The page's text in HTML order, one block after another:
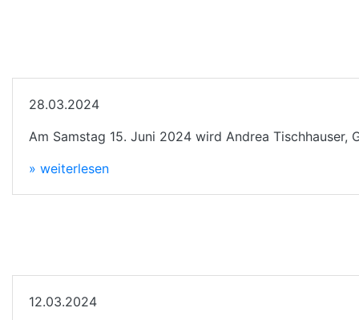
28.03.2024
Am Samstag 15. Juni 2024 wird Andrea
» weiterlesen
12.03.2024